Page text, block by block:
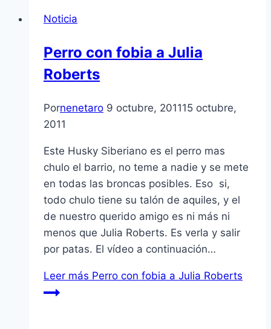
Noticia
Perro con fobia a Julia
Roberts
Pornenetaro 9 octubre, 201115 octubre,
2011
Este Husky Siberiano es el perro mas
chulo el barrio, no teme a nadie y se mete
en todas las broncas posibles. Eso si,
todo chulo tiene su talón de aquiles, y el
de nuestro querido amigo es ni más ni
menos que Julia Roberts. Es verla y salir
por patas. El ví­deo a continuación…
Leer más Perro con fobia a Julia Roberts